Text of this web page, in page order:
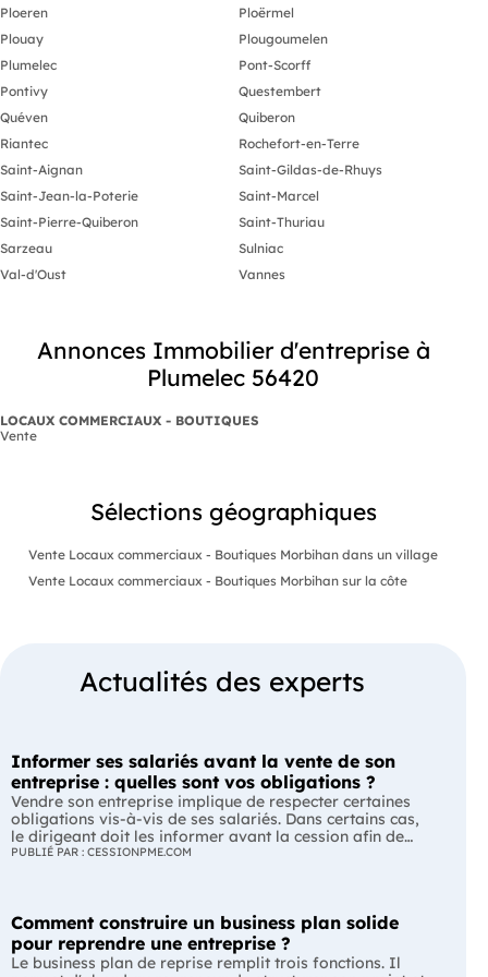
Ploeren
Ploërmel
Plouay
Plougoumelen
Plumelec
Pont-Scorff
Pontivy
Questembert
Quéven
Quiberon
Riantec
Rochefort-en-Terre
Saint-Aignan
Saint-Gildas-de-Rhuys
Saint-Jean-la-Poterie
Saint-Marcel
Saint-Pierre-Quiberon
Saint-Thuriau
Sarzeau
Sulniac
Val-d'Oust
Vannes
Annonces Immobilier d'entreprise à
Plumelec 56420
LOCAUX COMMERCIAUX - BOUTIQUES
Vente
Sélections géographiques
Vente Locaux commerciaux - Boutiques Morbihan dans un village
Vente Locaux commerciaux - Boutiques Morbihan sur la côte
Actualités des experts
Informer ses salariés avant la vente de son
entreprise : quelles sont vos obligations ?
Vendre son entreprise implique de respecter certaines
obligations vis-à-vis de ses salariés. Dans certains cas,
le dirigeant doit les informer avant la cession afin de
leur permettre, s'ils le souhaitent, de présenter une offre
L'essentiel Les entreprises de moins de 250 salariés sont
soumises, dans certains cas, à une obligation
d'information préalable des salariés. Cette obligation
PUBLIÉ PAR : CESSIONPME.COM
Comment construire un business plan solide
pour reprendre une entreprise ?
Le business plan de reprise remplit trois fonctions. Il